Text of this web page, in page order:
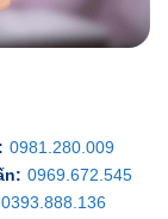
0981.280.009
0969.672.545
0393.888.136